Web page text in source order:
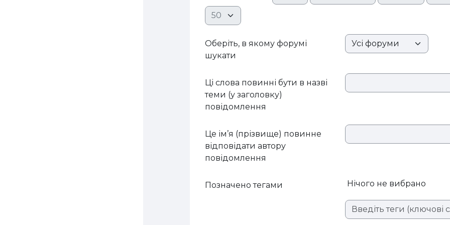
Хвилина
Оберіть, в якому форумі
шукати
Ці слова повинні бути в назві
теми (у заголовку)
повідомлення
Це ім’я (прізвище) повинне
відповідати автору
повідомлення
Позначено тегами Вибрані елементи:
Нічого не вибрано